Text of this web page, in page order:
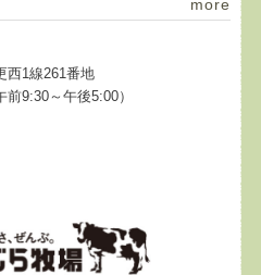
more
西1線261番地
9:30～午後5:00）